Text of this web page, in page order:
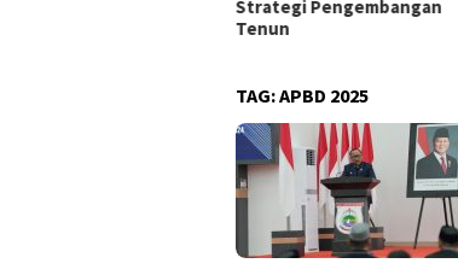
Strategi Pengembangan
Tenun
TAG:APBD 2025